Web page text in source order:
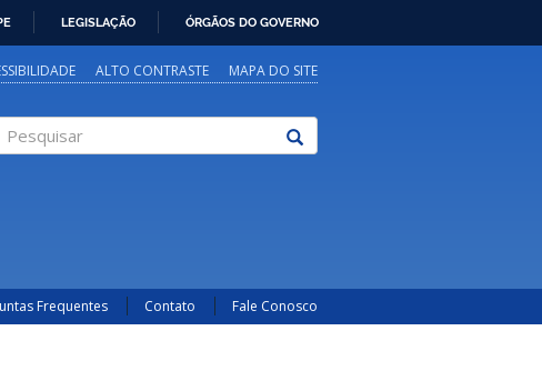
LEGISLAÇÃO ÓRGÃOS DO GOVERNO
ALTO CONTRASTE MAPA DO SITE
Frequentes Contato Fale Conosco